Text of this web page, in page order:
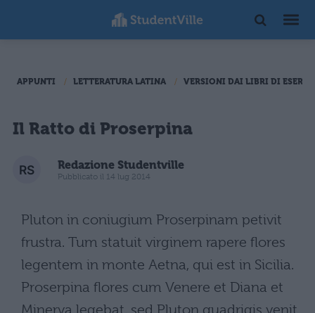
APPUNTI LETTERATURA LATINA VERSIONI DAI LIBRI DI
Il Ratto di Proserpina
Redazione Studentville
Pubblicato il 14 lug 2014
Pluton in coniugium Proserpinam petivit
frustra. Tum statuit virginem rapere flores
legentem in monte Aetna, qui est in Sicilia.
Proserpina flores cum Venere et Diana et